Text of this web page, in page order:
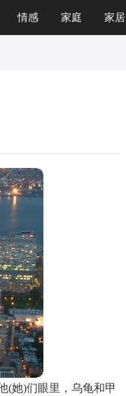
情感 家庭 家居
(她)们眼里，乌龟和甲